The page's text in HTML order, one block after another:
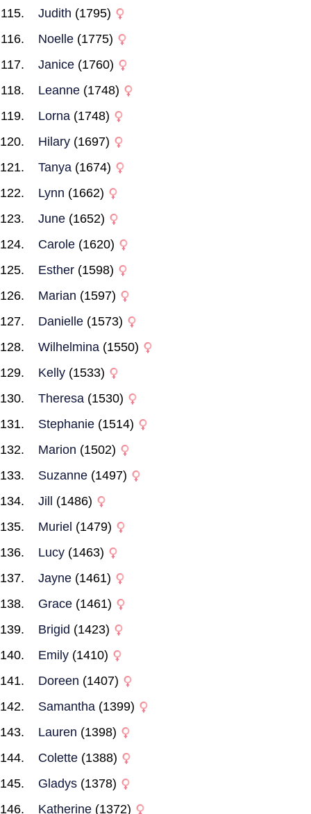
Judith (1795)
Noelle (1775)
Janice (1760)
Leanne (1748)
Lorna (1748)
Hilary (1697)
Tanya (1674)
Lynn (1662)
June (1652)
Carole (1620)
Esther (1598)
Marian (1597)
Danielle (1573)
Wilhelmina (1550)
Kelly (1533)
Theresa (1530)
Stephanie (1514)
Marion (1502)
Suzanne (1497)
Jill
(1486)
Muriel (1479)
Lucy (1463)
Jayne (1461)
Grace (1461)
Brigid (1423)
Emily (1410)
Doreen (1407)
Samantha (1399)
Lauren (1398)
Colette (1388)
Gladys (1378)
Katherine (1372)